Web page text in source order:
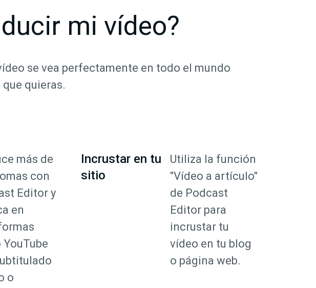
mi vídeo?
se vea perfectamente en todo el mundo
quieras.
más de
con
Editor y
en
o
Incrustar en tu
sitio
Utiliza la función
"Vídeo a artículo"
de Podcast
Editor para
incrustar tu
vídeo en tu blog
o página web.